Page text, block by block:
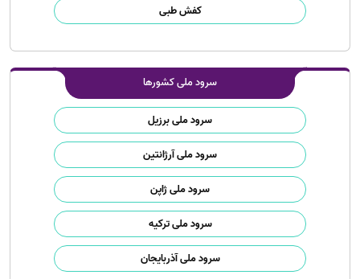
کفش طبی
سرود ملی کشورها
سرود ملی برزیل
سرود ملی آرژانتین
سرود ملی ژاپن
سرود ملی ترکیه
سرود ملی آذربایجان